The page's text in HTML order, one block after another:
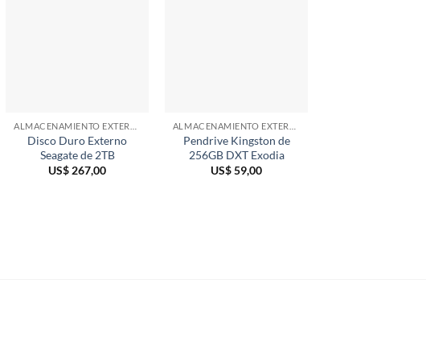
Disco Duro Externo
Seagate de 2TB
US$ 267,00
Pendrive Kingston de
256GB DXT Exodia
US$59,00